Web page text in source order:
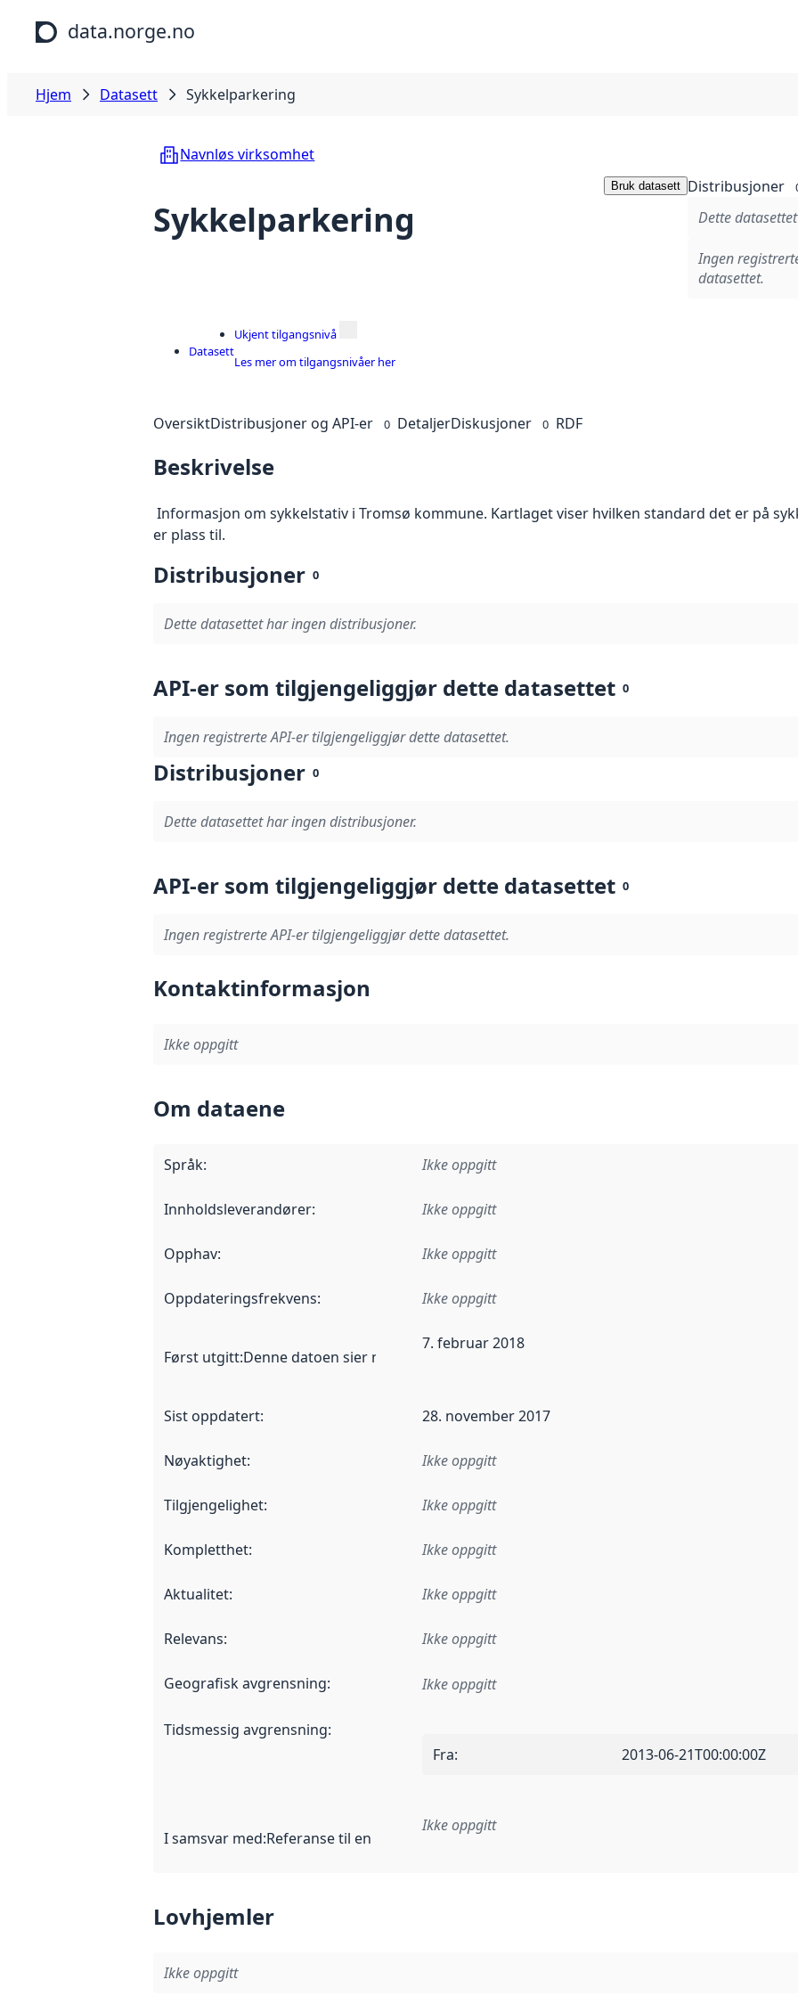
Hopp til hovedinnhold
data.norge.no
Hjem Datasett Sykkelparkering
Navnløs virksomhet
Sykkelparkering
Bruk datasett Distribusjoner
Dette
Ingen
datasettet.
Datasett
Ukjent tilgangsnivå
Les mer om tilgangsnivåer her
OversiktDistribusjoner og API-er 0 DetaljerDiskusjoner 0 RDF
Beskrivelse
Informasjon om sykkelstativ i Tromsø kommune. Kartlaget viser hvilken standard det er på
er plass til.
Distribusjoner 0
Dette datasettet har ingen distribusjoner.
API-er som tilgjengeliggjør dette datasettet 0
Ingen registrerte API-er tilgjengeliggjør dette datasettet.
Distribusjoner 0
Dette datasettet har ingen distribusjoner.
API-er som tilgjengeliggjør dette datasettet 0
Ingen registrerte API-er tilgjengeliggjør dette datasettet.
Kontaktinformasjon
Ikke oppgitt
Om dataene
Språk: Ikke oppgitt
Innholdsleverandører: Ikke oppgitt
Opphav: Ikke oppgitt
Oppdateringsfrekvens: Ikke oppgitt
Først utgitt:Denne datoen sier når dataene i dette datasettet første gang ble utgitt. Det kan
7. februar 2018
Sist oppdatert: 28. november 2017
Nøyaktighet: Ikke oppgitt
Tilgjengelighet: Ikke oppgitt
Kompletthet: Ikke oppgitt
Aktualitet: Ikke oppgitt
Relevans: Ikke oppgitt
Geografisk avgrensning: Ikke oppgitt
Tidsmessig avgrensning:
Fra: 2013-06-21T00:00:00Z
I samsvar med:Referanse til en implementasjonsregel eller annen spesifikasjon, som ligger
Ikke oppgitt
Lovhjemler
Ikke oppgitt